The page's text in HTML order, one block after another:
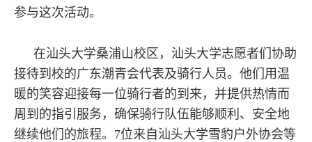
参与这次活动。
在汕头大学桑浦山校区，汕头大学志愿者们协助
接待到校的广东潮青会代表及骑行人员。他们用温
暖的笑容迎接每一位骑行者的到来，并提供热情而
周到的指引服务，确保骑行队伍能够顺利、安全地
继续他们的旅程。7位来自汕头大学雪豹户外协会等